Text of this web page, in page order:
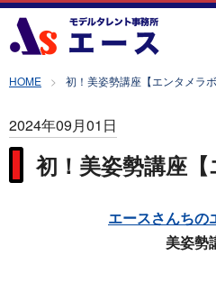
HOME 初！美姿勢講座【エンタメラボ
2024年09月01日
初！美姿勢講座【
エースさんちの
美姿勢